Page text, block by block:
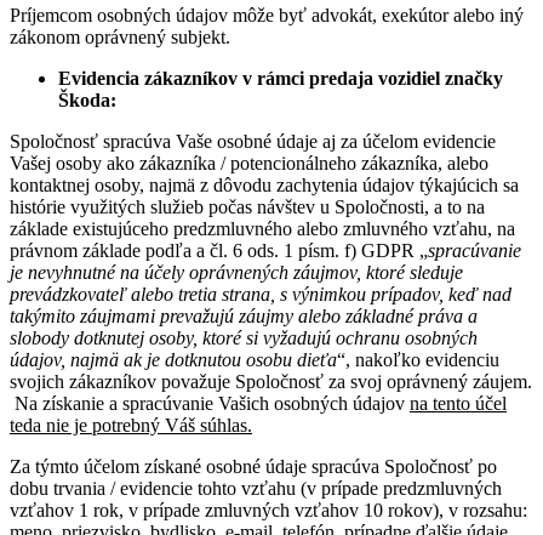
Príjemcom osobných údajov môže byť advokát, exekútor alebo iný
zákonom oprávnený subjekt.
Evidencia zákazníkov v rámci predaja vozidiel značky
Škoda:
Spoločnosť spracúva Vaše osobné údaje aj za účelom evidencie
Vašej osoby ako zákazníka / potencionálneho zákazníka, alebo
kontaktnej osoby, najmä z dôvodu zachytenia údajov týkajúcich sa
histórie využitých služieb počas návštev u Spoločnosti, a to na
základe existujúceho predzmluvného alebo zmluvného vzťahu, na
právnom základe podľa a čl. 6 ods. 1 písm. f) GDPR „spracúvanie
je nevyhnutné na účely oprávnených záujmov, ktoré sleduje
prevádzkovateľ alebo tretia strana, s výnimkou prípadov, keď nad
takýmito záujmami prevažujú záujmy alebo základné práva a
slobody dotknutej osoby, ktoré si vyžadujú ochranu osobných
údajov, najmä ak je dotknutou osobu dieťa“, nakoľko evidenciu
svojich zákazníkov považuje Spoločnosť za svoj oprávnený záujem.
Na získanie a spracúvanie Vašich osobných údajov na tento účel
teda nie je potrebný Váš súhlas.
Za týmto účelom získané osobné údaje spracúva Spoločnosť po
dobu trvania / evidencie tohto vzťahu (v prípade predzmluvných
vzťahov 1 rok, v prípade zmluvných vzťahov 10 rokov), v rozsahu: